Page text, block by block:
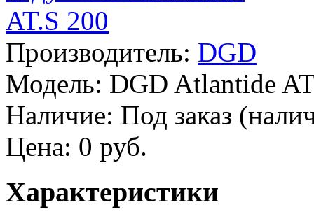
Производитель: DGD
Модель: DGD Atlantide
Наличие: Под заказ
Цена: 0 руб.
Характеристики